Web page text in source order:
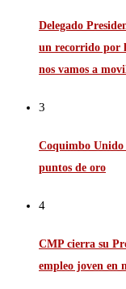
Delegado
un recorrido por
nos vamos a
3
Coquimbo Unido
puntos de oro
4
CMP cierra su
empleo joven en